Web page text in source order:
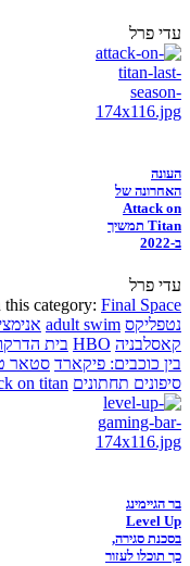
עדי פרל
העונה
האחרונה של
Attack on
Titan תמשיך
ב-2022
עדי פרל
this category: Final Space
נטפליקס adult swim
קאסלבניה HBO בית
בין כוכבים: פיקארד סטאר
סיפונים תחתונים on titan
בר הגיימינג
Level Up
בסכנת סגירה,
כך תוכלו לעזור